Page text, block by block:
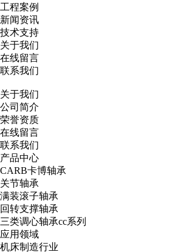
工程案例
新闻资讯
技术支持
关于我们
在线留言
联系我们
关于我们
公司简介
荣誉资质
在线留言
联系我们
产品中心
CARB卡博轴承
关节轴承
满装滚子轴承
回转支撑轴承
三类调心轴承cc系列
应用领域
机床制造行业